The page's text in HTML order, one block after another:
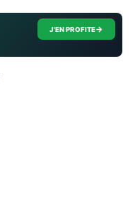
J'EN PROFITE→